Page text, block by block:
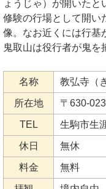
ょうじゃ）が開いた
修験の行場として開い
像。なお近くには行基
鬼取山は役行者が鬼を
名称 教弘寺（
所在地 〒630-
TEL 生駒市生
休日 無休
料金 無料